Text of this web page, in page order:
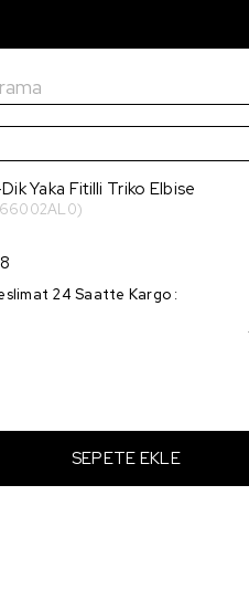
Yaka Fitilli Triko Elbise
24 Saatte Kargo :